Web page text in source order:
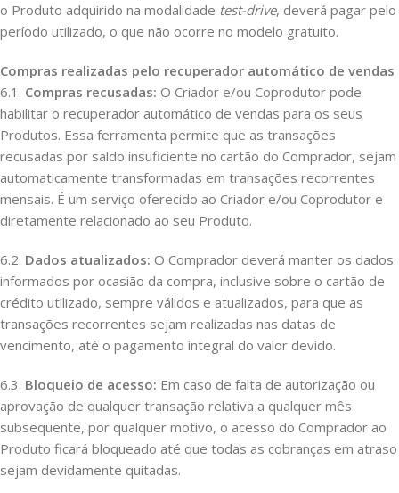
o Produto adquirido na modalidade test-drive, deverá pagar pelo
período utilizado, o que não ocorre no modelo gratuito.
Compras realizadas pelo recuperador automático de vendas
6.1. Compras recusadas: O Criador e/ou Coprodutor pode
habilitar o recuperador automático de vendas para os seus
Produtos. Essa ferramenta permite que as transações
recusadas por saldo insuficiente no cartão do Comprador, sejam
automaticamente transformadas em transações recorrentes
mensais. É um serviço oferecido ao Criador e/ou Coprodutor e
diretamente relacionado ao seu Produto.
6.2. Dados atualizados: O Comprador deverá manter os dados
informados por ocasião da compra, inclusive sobre o cartão de
crédito utilizado, sempre válidos e atualizados, para que as
transações recorrentes sejam realizadas nas datas de
vencimento, até o pagamento integral do valor devido.
6.3. Bloqueio de acesso: Em caso de falta de autorização ou
aprovação de qualquer transação relativa a qualquer mês
subsequente, por qualquer motivo, o acesso do Comprador ao
Produto ficará bloqueado até que todas as cobranças em atraso
sejam devidamente quitadas.